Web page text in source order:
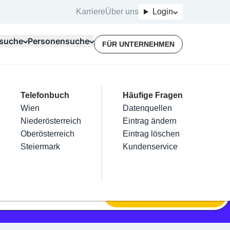
KarriereÜber uns Login
Kategorien
Friseur
Nägel
Haarentfernung
Make-Up
Für Unternehmer
Terminbuchung
Kostenlose Beratung
Top Branchen
Elektriker
Installateure
Maler & Lackierer
Branchen A-Z
Mein Firmeneintrag
Eintrag hinzufügen
Eintrag beanspruchen
Eintrag verwalten
Eintrag bewerben
Personensuche
Telefonbuch
Wien
Niederösterreich
Oberösterreich
Steiermark
Häufige Fragen
Datenquellen
Eintrag ändern
Eintrag löschen
Kundenservice
FÜR UNTERNEHMEN